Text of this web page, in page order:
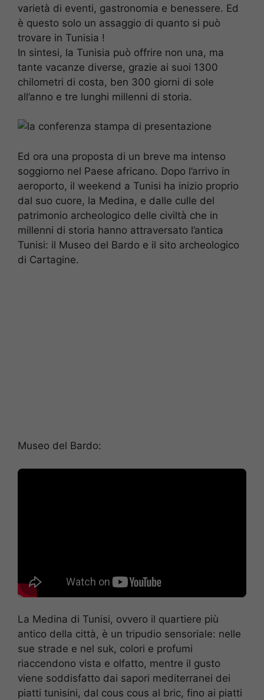
varietà di eventi, gastronomia e benessere. Ed
è questo solo un assaggio di quanto si può
trovare in Tunisia !
In sintesi, la Tunisia può offrire non una, ma
tante vacanze diverse, grazie ai suoi 1300
chilometri di costa, ben 300 giorni di sole
all’anno e tre lunghi millenni di storia.
Ed ora una proposta di un breve ma intenso
soggiorno nel Paese africano. Dopo l’arrivo in
aeroporto, il weekend a Tunisi ha inizio proprio
dal suo cuore, la Medina, e dalle culle del
patrimonio archeologico delle civiltà che in
millenni di storia hanno attraversato l’antica
Tunisi: il Museo del Bardo e il sito archeologico
di Cartagine.
Museo del Bardo:
La Medina di Tunisi, ovvero il quartiere più
antico della città, è un tripudio sensoriale: nelle
sue strade e nel suk, colori e profumi
riaccendono vista e olfatto, mentre il gusto
viene soddisfatto dai sapori mediterranei dei
piatti tunisini, dal cous cous al bric, fino ai piatti